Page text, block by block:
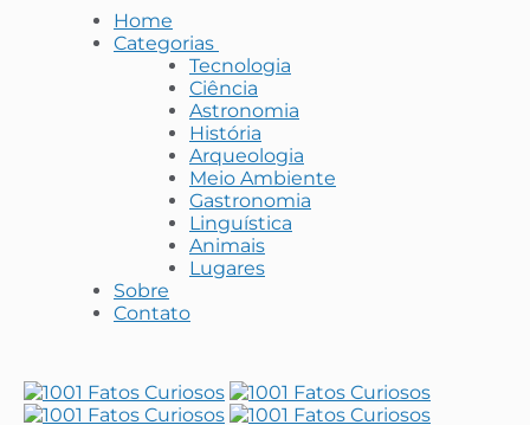
Home
Categorias
Tecnologia
Ciência
Astronomia
História
Arqueologia
Meio Ambiente
Gastronomia
Linguística
Animais
Lugares
Sobre
Contato